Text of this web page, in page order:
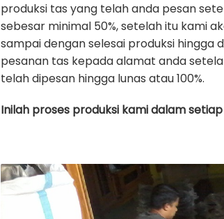
produksi tas yang telah anda pesan
sebesar minimal 50%, setelah itu kami
sampai dengan selesai produksi hingga
pesanan tas kepada alamat anda
telah dipesan hingga lunas atau 100%.
Inilah proses produksi kami dalam